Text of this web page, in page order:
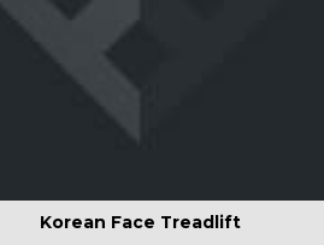
Korean Face Treadlift